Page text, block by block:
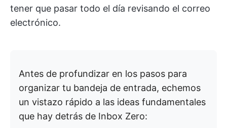
tener que pasar todo el día revisando el correo
electrónico.
Antes de profundizar en los pasos para
organizar tu bandeja de entrada, echemos
un vistazo rápido a las ideas fundamentales
que hay detrás de Inbox Zero: